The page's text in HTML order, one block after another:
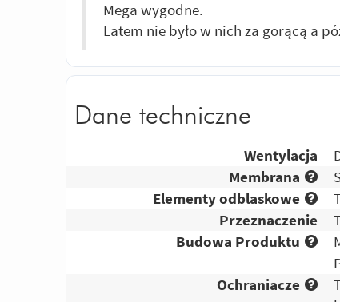
Mega wygodne.
Latem nie było w nich za gorącą a
Dane techniczne
Wentylacja
Membrana
Elementy odblaskowe
Przeznaczenie
Budowa Produktu
Ochraniacze